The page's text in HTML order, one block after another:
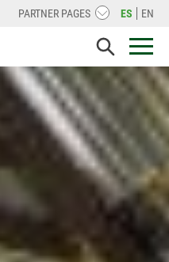
BERNHARDGRZIMEK.DE
BRUNO-H-SCHUBERT-STIFTUNG.DE
PARTNER PAGES ES EN